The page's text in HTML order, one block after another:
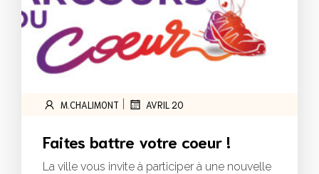
M.CHALIMONT AVRIL 20
Faites battre votre coeur !
La ville vous invite à participer à une nouvelle